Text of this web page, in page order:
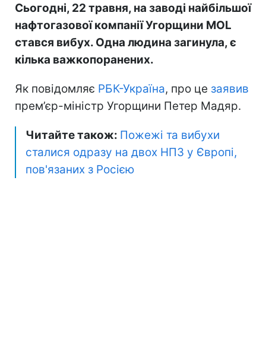
Сьогодні, 22 травня, на заводі найбільшої
нафтогазової компанії Угорщини MOL
стався вибух. Одна людина загинула, є
кілька важкопоранених.
Як повідомляє РБК-Україна, про це заявив
прем’єр-міністр Угорщини Петер Мадяр.
Читайте також: Пожежі та вибухи
сталися одразу на двох НПЗ у Європі,
пов'язаних з Росією